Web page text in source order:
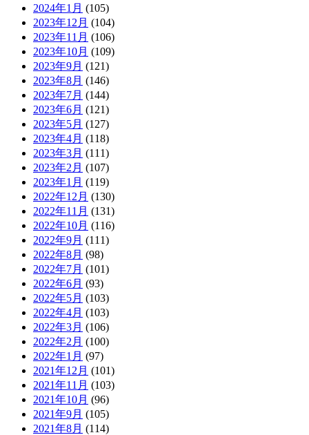
2024年1月 (105)
2023年12月 (104)
2023年11月 (106)
2023年10月 (109)
2023年9月 (121)
2023年8月 (146)
2023年7月 (144)
2023年6月 (121)
2023年5月 (127)
2023年4月 (118)
2023年3月 (111)
2023年2月 (107)
2023年1月 (119)
2022年12月 (130)
2022年11月 (131)
2022年10月 (116)
2022年9月 (111)
2022年8月 (98)
2022年7月 (101)
2022年6月 (93)
2022年5月 (103)
2022年4月 (103)
2022年3月 (106)
2022年2月 (100)
2022年1月 (97)
2021年12月 (101)
2021年11月 (103)
2021年10月 (96)
2021年9月 (105)
2021年8月 (114)